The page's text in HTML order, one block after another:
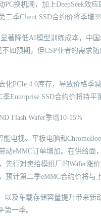
PC换机潮，加上DeepSeek效
季Client SSD合约价将季增
显著降低AI模型训练成本，
如预期，但CSP业者的需求
PCIe 4.0库存，导致价格季
Enterprise SSD合约价将持平
Flash Wafer季增10-15%
能电视、平板电脑和
动eMMC订单增加。在供给
行对卖给模组厂的Wafer涨
计第二季eMMC合约价将与
以及车载存储容量提升带来新
一季。